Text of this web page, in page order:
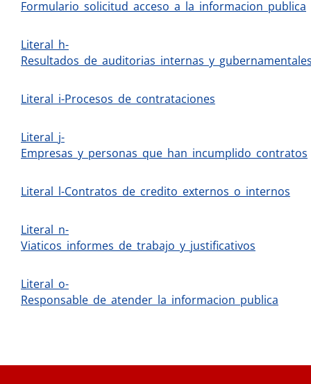
Formulario_solicitud_acceso_a_la_informacion_publica
Literal_h-
Literal_i-Procesos_de_contrataciones
Literal_j-
Empresas_y_personas_que_han_incumplido_contratos
Literal_l-Contratos_de_credito_externos_o_internos
Literal_n-
Viaticos_informes_de_trabajo_y_justificativos
Literal_o-
Responsable_de_atender_la_informacion_publica